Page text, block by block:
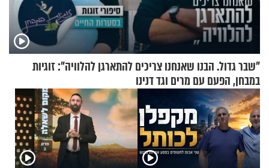
"שבר גדול. הבנו שאנחנו צריכים להתארגן להלוויה": זוגיות
במבחן, הפעם עם מרים וגד דנינו